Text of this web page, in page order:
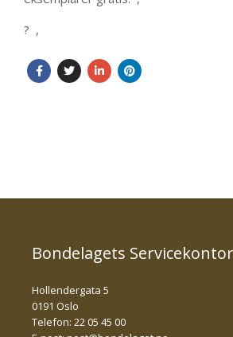
? ,
Bondelagets
Hollendergata 5
0191 Oslo
Telefon: 22 05 45 00